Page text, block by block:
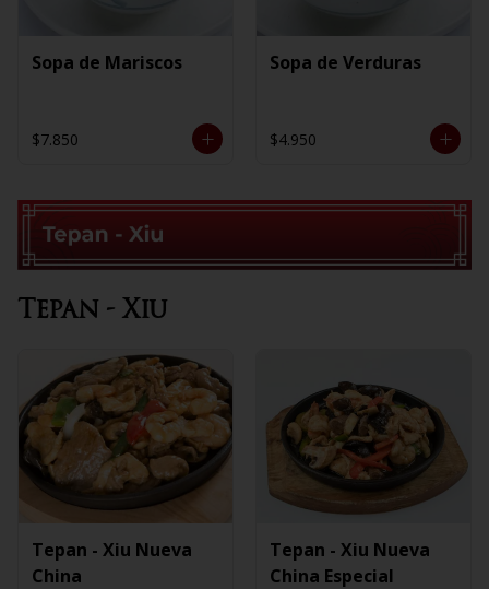
Sopa de Mariscos
$7.850
Sopa de Verduras
$4.950
Tepan - Xiu
Tepan - Xiu Nueva
China
Tepan - Xiu Nueva
China Especial